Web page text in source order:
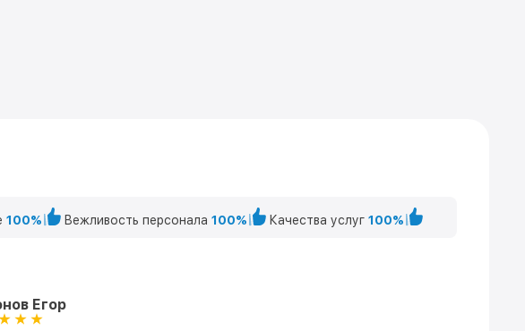
100% Вежливость персонала 100% Качества услуг 100%
Егор